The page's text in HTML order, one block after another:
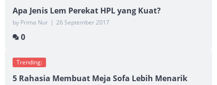
Apa Jenis Lem Perekat HPL yang Kuat?
by Prima Nur | 26 September 2017
0
Trending:
5 Rahasia Membuat Meja Sofa Lebih Menarik